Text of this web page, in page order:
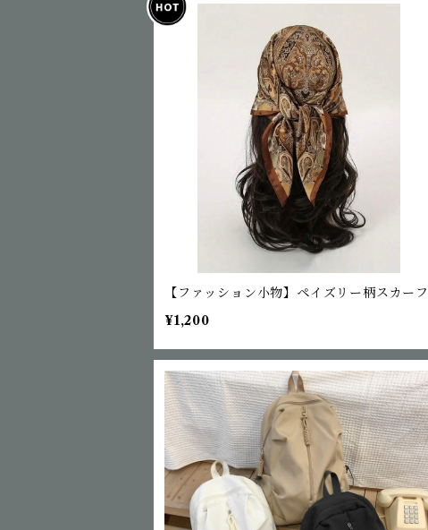
【ファッション小物】ペイズリー柄スカーフ
¥1,200